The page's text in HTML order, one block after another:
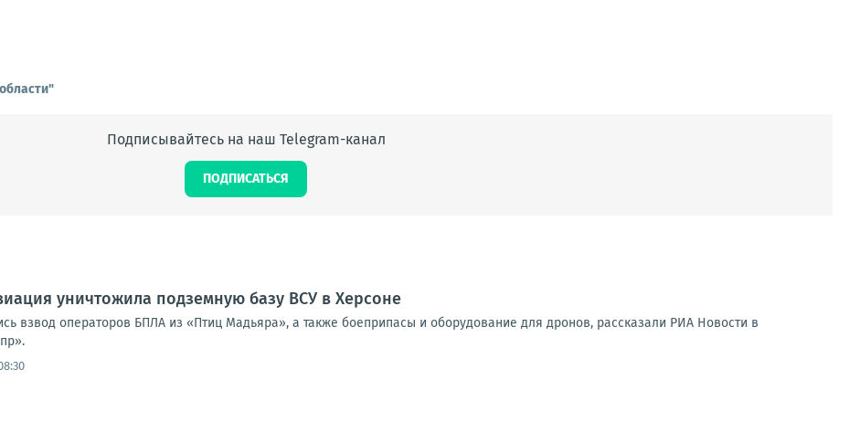
Подписывайтесь на наш Telegram-канал
ПОДПИСАТЬСЯ
уничтожила подземную базу ВСУ в Херсоне
взвод операторов БПЛА из «Птиц Мадьяра», а также боеприпасы и оборудование для дронов, рассказали РИА Новости в